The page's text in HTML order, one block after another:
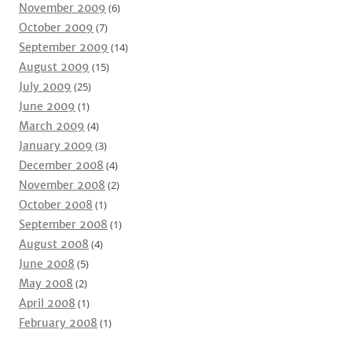
November 2009 (6)
October 2009 (7)
September 2009 (14)
August 2009 (15)
July 2009 (25)
June 2009 (1)
March 2009 (4)
January 2009 (3)
December 2008 (4)
November 2008 (2)
October 2008 (1)
September 2008 (1)
August 2008 (4)
June 2008 (5)
May 2008 (2)
April 2008 (1)
February 2008 (1)